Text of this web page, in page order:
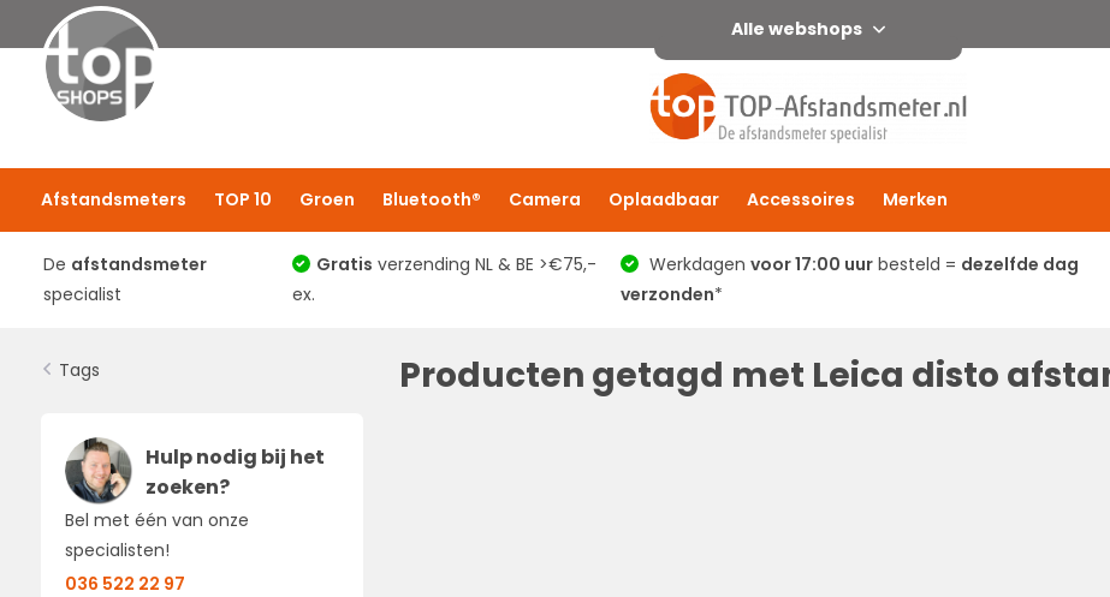
Alle webshops
Afstandsmeters TOP 10 Groen Bluetooth® Camera Oplaadbaar Accessoires Merken
De afstandsmeter
specialist
Gratis verzending NL & BE >€75,-
ex.
Werkdagenvoor 17:00 uur besteld = dezelfde dag
verzonden*
Tags
Hulp nodig bij het
zoeken?
Bel met één van onze
specialisten!
036 522 22 97
Producten getagd met Leica disto